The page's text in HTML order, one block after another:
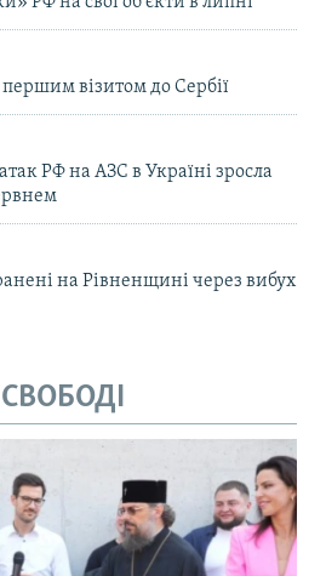
візитом до Сербії
РФ на АЗС в Україні зросла
на Рівненщині через вибух